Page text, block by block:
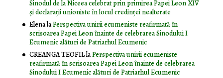
Sinodul de la Niceea celebrat prin primirea Papei Leon XIV
și declarații unioniste în locul credinței nealterate
ElenalaPerspectiva unirii ecumeniste reafirmată în
scrisoarea Papei Leon înainte de celebrarea Sinodului I
Ecumenic alături de Patriarhul Ecumenic
CREANGA TEOFILlaPerspectiva unirii ecumeniste
reafirmată în scrisoarea Papei Leon înainte de celebrarea
Sinodului I Ecumenic alături de Patriarhul Ecumenic